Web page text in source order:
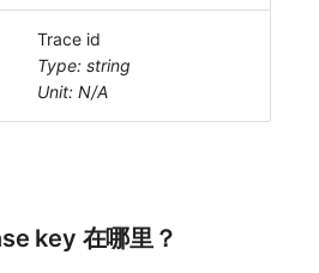
Trace id
Type: string
Unit: N/A
key 在哪里？